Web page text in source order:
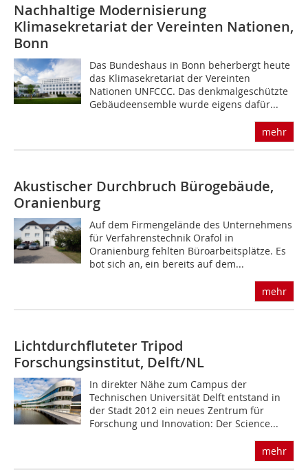
Nachhaltige Modernisierung
Klimasekretariat der Vereinten Nationen,
Bonn
Das Bundeshaus in Bonn beherbergt heute
das Klimasekretariat der Vereinten
Nationen UNFCCC. Das denkmalgeschützte
Gebäudeensemble wurde eigens dafür...
mehr
Akustischer Durchbruch Bürogebäude,
Oranienburg
Auf dem Firmengelände des Unternehmens
für Verfahrenstechnik Orafol in
Oranienburg fehlten Büroarbeitsplätze. Es
bot sich an, ein bereits auf dem...
mehr
Lichtdurchfluteter Tripod
Forschungsinstitut, Delft/NL
In direkter Nähe zum Campus der
Technischen Universität Delft entstand in
der Stadt 2012 ein neues Zentrum für
Forschung und Innovation: Der Science...
mehr